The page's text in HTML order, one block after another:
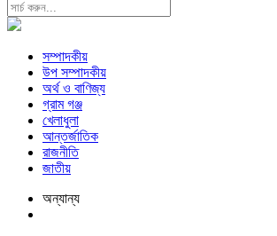
সম্পাদকীয়
উপ সম্পাদকীয়
অর্থ ও বাণিজ্য
গ্রাম গঞ্জ
খেলাধুলা
আন্তর্জাতিক
রাজনীতি
জাতীয়
অন্যান্য